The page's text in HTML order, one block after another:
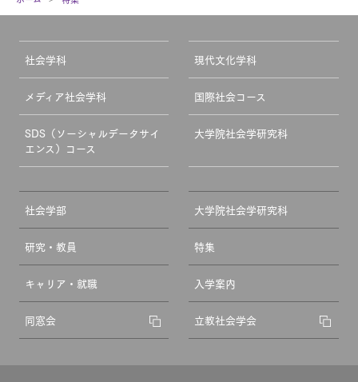
社会学科 現代文化学科
メディア社会学科 国際社会コース
SDS（ソーシャルデータサイ
エンス）コース
大学院社会学研究科
社会学部 大学院社会学研究科
研究・教員 特集
キャリア・就職 入学案内
同窓会 立教社会学会